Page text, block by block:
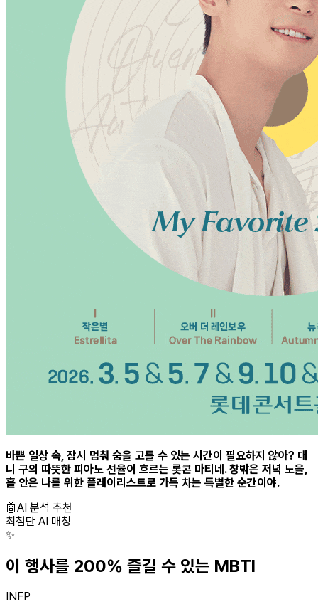
바쁜 일상 속, 잠시 멈춰 숨을 고를 수 있는 시간이 필요하지 않아? 대
니 구의 따뜻한 피아노 선율이 흐르는 롯콘 마티네. 창밖은 저녁 노을,
홀 안은 나를 위한 플레이리스트로 가득 차는 특별한 순간이야.
🤖AI 분석 추천
최첨단 AI 매칭
✨
이 행사를 200% 즐길 수 있는 MBTI
INFP